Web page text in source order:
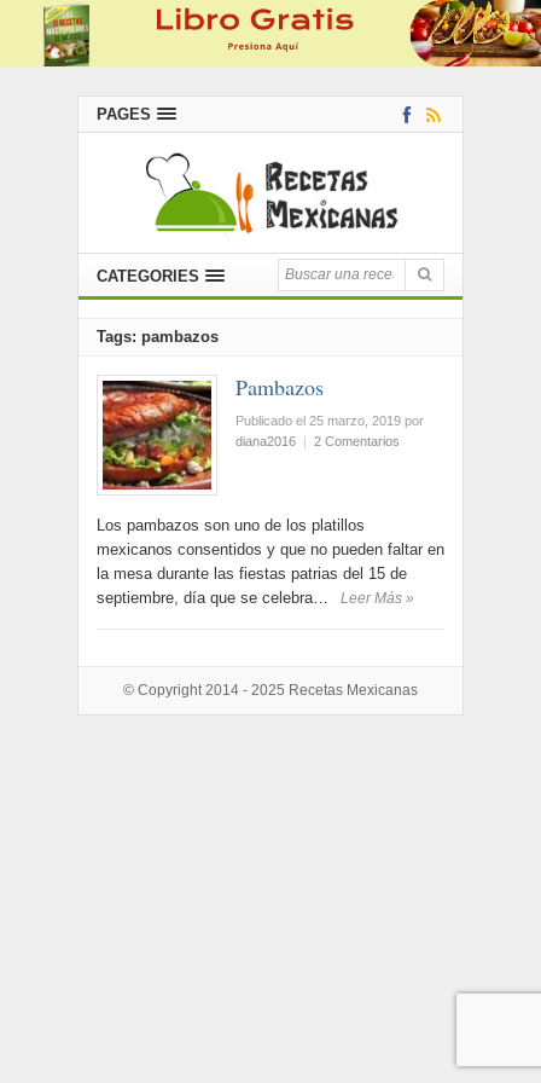
PAGES
CATEGORIES
Tags: pambazos
Pambazos
Publicado el 25 marzo, 2019 por
diana2016 | 2 Comentarios
Los pambazos son uno de los platillos
mexicanos consentidos y que no pueden faltar en
la mesa durante las fiestas patrias del 15 de
septiembre, día que se celebra…
Leer Más »
© Copyright 2014 - 2025 Recetas Mexicanas